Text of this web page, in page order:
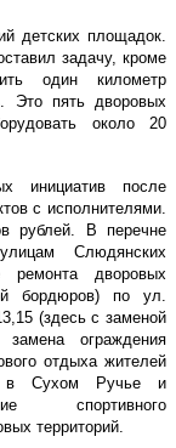
детских площадок.
задачу, кроме
один километр
. Это пять дворовых
около 20
инициатив после
с исполнителями.
рублей. В перечне
Слюдянских
ремонта дворовых
бордюров) по ул.
(здесь с заменой
ограждения
отдыха жителей
в Сухом Ручье и
спортивного
территорий.